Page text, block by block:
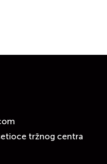
tržnog centra